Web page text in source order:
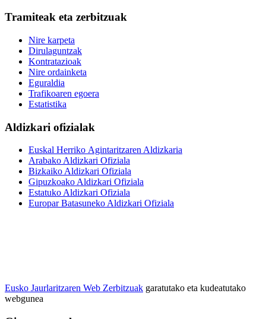
Tramiteak eta zerbitzuak
Nire karpeta
Dirulaguntzak
Kontratazioak
Nire ordainketa
Eguraldia
Trafikoaren egoera
Estatistika
Aldizkari ofizialak
Euskal Herriko Agintaritzaren Aldizkaria
Arabako Aldizkari Ofiziala
Bizkaiko Aldizkari Ofiziala
Gipuzkoako Aldizkari Ofiziala
Estatuko Aldizkari Ofiziala
Europar Batasuneko Aldizkari Ofiziala
Eusko Jaurlaritzaren Web Zerbitzuak garatutako eta kudeatutako
webgunea